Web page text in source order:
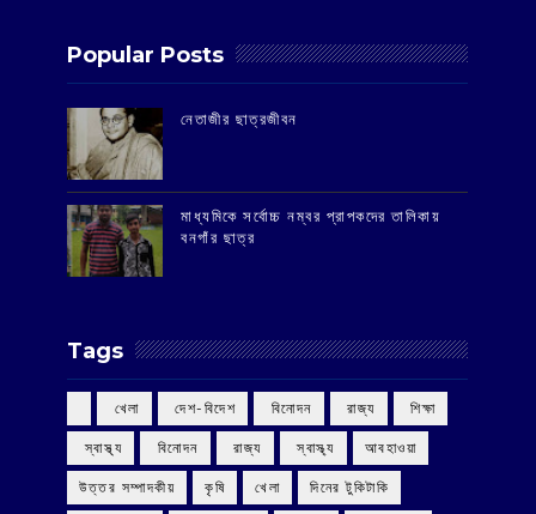
Popular Posts
‌নেতাজীর ছাত্রজীবন
মাধ্যমিকে সর্বোচ্চ নম্বর প্রাপকদের তালিকায়
বনগাঁর ছাত্র
Tags
‌ খেলা ‌ দেশ-বিদেশ ‌ বিনোদন ‌ রাজ্য ‌ শিক্ষা
‌ স্বাস্থ্য ‌ বিনোদন ‌ রাজ্য ‌ স্বাস্থ্য আবহাওয়া
উত্তর সম্পাদকীয় কৃষি খেলা দিনের টুকিটাকি